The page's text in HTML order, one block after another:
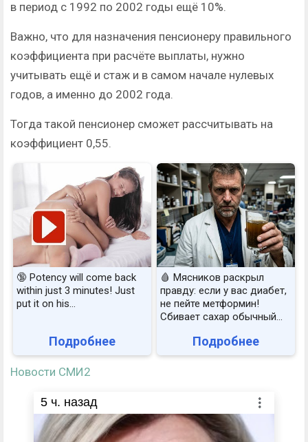
в период с 1992 по 2002 годы ещё 10%.
Важно, что для назначения пенсионеру правильного
коэффициента при расчёте выплаты, нужно
учитывать ещё и стаж и в самом начале нулевых
годов, а именно до 2002 года.
Тогда такой пенсионер сможет рассчитывать на
коэффициент 0,55.
🔞 Potency will come back
within just 3 minutes! Just
put it on his…
Подробнее
🩸 Мясников раскрыл
правду: если у вас диабет,
не пейте метформин!
Сбивает сахар обычный...
Подробнее
Новости СМИ2
5 ч. назад